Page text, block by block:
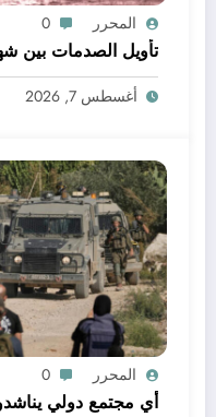
المحرر 0
تأويل الصدمات بين
أغسطس 7, 2026
المحرر 0
أي مجتمع دولي